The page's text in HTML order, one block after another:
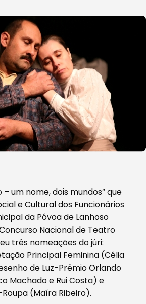
– um nome, dois mundos” que
e Cultural dos Funcionários
da Póvoa de Lanhoso
Nacional de Teatro
três nomeações do júri:
Principal Feminina (Célia
de Luz-Prémio Orlando
Machado e Rui Costa) e
(Maíra Ribeiro).